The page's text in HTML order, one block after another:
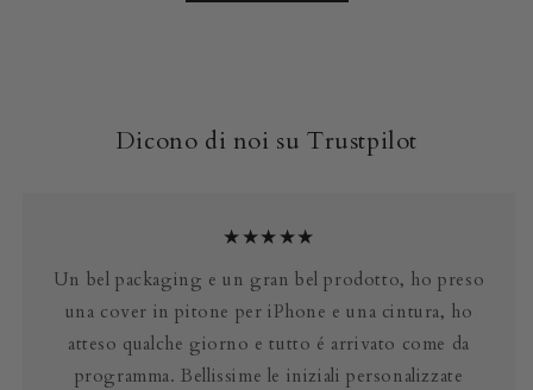
Dicono di noi su Trustpilot
★★★★★
Un bel packaging e un gran bel prodotto, ho preso
una cover in pitone per iPhone e una cintura, ho
atteso qualche giorno e tutto é arrivato come da
programma. Bellissime le iniziali personalizzate